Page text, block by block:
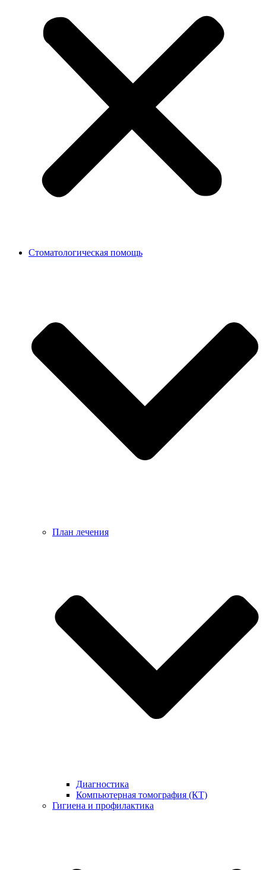
Стоматологическая помощь
План лечения
Диагностика
Компьютерная томография (КТ)
Гигиена и профилактика